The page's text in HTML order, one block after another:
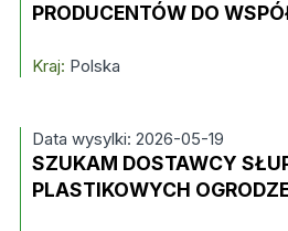
PRODUCENTÓW DO
Kraj: Polska
Data wysylki: 2026-05-19
SZUKAM DOSTAWCY
PLASTIKOWYCH